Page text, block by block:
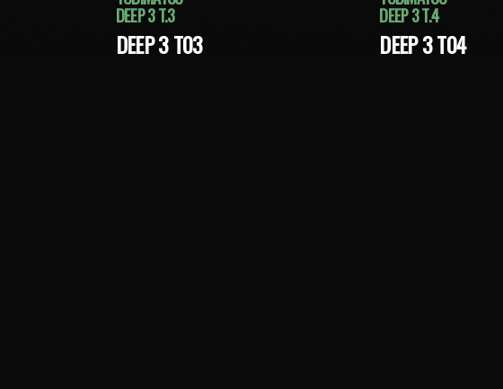
DEEP 3 T.3
DEEP 3 T03
DEEP 3 T.4
DEEP 3 T04